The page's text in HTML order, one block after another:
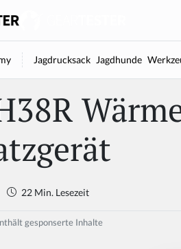
Jagdrucksack Jagdhunde
22 Min. Lesezeit
gesponserte Inhalte